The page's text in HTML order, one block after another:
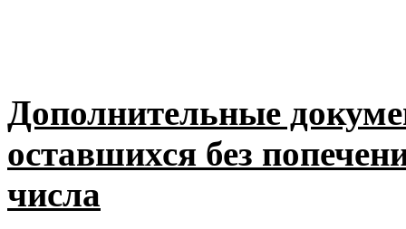
Дополнительные
оставшихся без
числа